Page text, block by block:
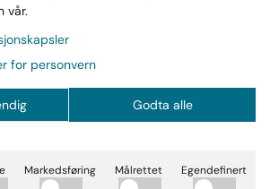
348,- 599,-
vår.
for personvern
Godta alle
Markedsføring Målrettet Egendefinert